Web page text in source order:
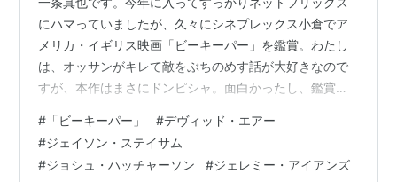
にハマっていましたが、久々にシネプレックス小倉でア
メリカ・イギリス映画「ビーキーパー」を鑑賞。わたし
は、オッサンがキレて敵をぶちのめす話が大好きなので
すが、本作はまさにドンピシャ。面白かったし、鑑賞後
れています。「『トランスポーター』シリーズなどのジ
ェイソン・ステイサムが主演を務めたリベンジアクショ
ン。組織的詐欺集団によって恩人が死に追いやられたこ
# 「ビーキーパー」 #デヴィッド・エアー
#ジェイソン・ステイサム
#ジョシュ・ハッチャーソン #ジェレミー・アイアンズ